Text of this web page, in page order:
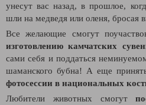
унесут вас назад, в прошлое,
шли на медведя или оленя, бросая
Все желающие смогут
изготовлению камчатских
сами себя и поддаться
шаманского бубна! А еще
фотосессии в национальных
Любители животных смогут